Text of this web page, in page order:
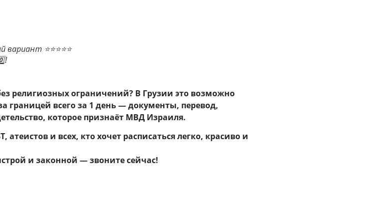
⭐⭐⭐⭐⭐
религиозных ограничений? В Грузии это возможно
границей всего за 1 день — документы, перевод,
которое признаёт МВД Израиля.
и всех, кто хочет расписаться легко, красиво и
и законной — звоните сейчас!